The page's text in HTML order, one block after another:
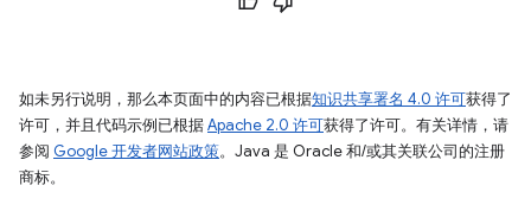
如未另行说明，那么本页面中的内容已根据知识共享署名 4.0 许可获得了
许可，并且代码示例已根据Apache 2.0 许可获得了许可。有关详情，请
参阅 Google 开发者网站政策。Java 是 Oracle 和/或其关联公司的注册
商标。